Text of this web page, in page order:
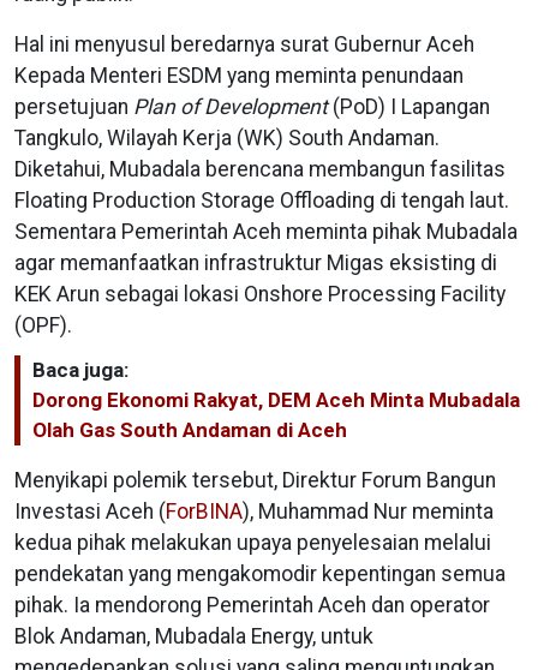
Hal ini menyusul beredarnya surat Gubernur Aceh
Kepada Menteri ESDM yang meminta penundaan
persetujuan Plan of Development(PoD) I Lapangan
Tangkulo, Wilayah Kerja (WK) South Andaman.
Diketahui, Mubadala berencana membangun fasilitas
Floating Production Storage Offloading di tengah laut.
Sementara Pemerintah Aceh meminta pihak Mubadala
agar memanfaatkan infrastruktur Migas eksisting di
KEK Arun sebagai lokasi Onshore Processing Facility
(OPF).
Baca juga:
Dorong Ekonomi Rakyat, DEM Aceh Minta Mubadala
Olah Gas South Andaman di Aceh
Menyikapi polemik tersebut, Direktur Forum Bangun
Investasi Aceh (ForBINA), Muhammad Nur meminta
kedua pihak melakukan upaya penyelesaian melalui
pendekatan yang mengakomodir kepentingan semua
pihak. Ia mendorong Pemerintah Aceh dan operator
Blok Andaman, Mubadala Energy, untuk